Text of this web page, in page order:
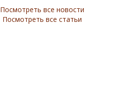
Посмотреть все новости
Посмотреть все статьи